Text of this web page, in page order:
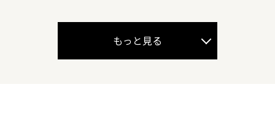
もっと見る